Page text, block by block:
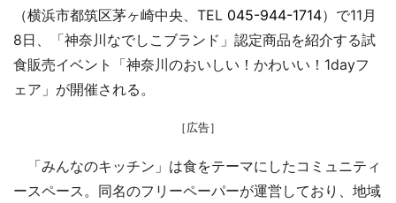
（横浜市都筑区茅ヶ崎中央、TEL 045-944-1714）で11月
8日、「神奈川なでしこブランド」認定商品を紹介する試
食販売イベント「神奈川のおいしい！かわいい！1dayフ
ェア」が開催される。
［広告］
「みんなのキッチン」は食をテーマにしたコミュニティ
ースペース。同名のフリーペーパーが運営しており、地域